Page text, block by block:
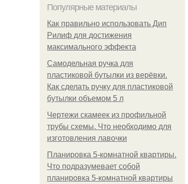
Популярные материалы
Как правильно использовать Дип
Рилиф для достижения
максимального эффекта
Самодельная ручка для
пластиковой бутылки из верёвки.
Как сделать ручку для пластиковой
бутылки объемом 5 л
Чертежи скамеек из профильной
трубы схемы. Что необходимо для
изготовления лавочки
Планировка 5-комнатной квартиры.
Что подразумевает собой
планировка 5-комнатной квартиры